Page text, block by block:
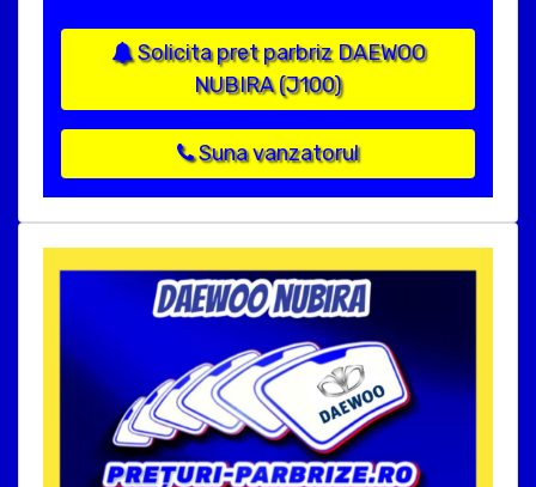
Solicita pret parbriz DAEWOO
NUBIRA (J100)
Suna vanzatorul